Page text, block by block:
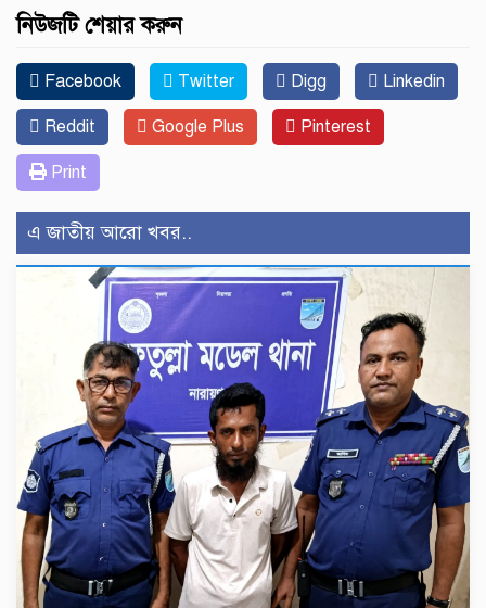
নিউজটি শেয়ার করুন
Facebook Twitter Digg Linkedin
Reddit Google Plus Pinterest
Print
এ জাতীয় আরো খবর..